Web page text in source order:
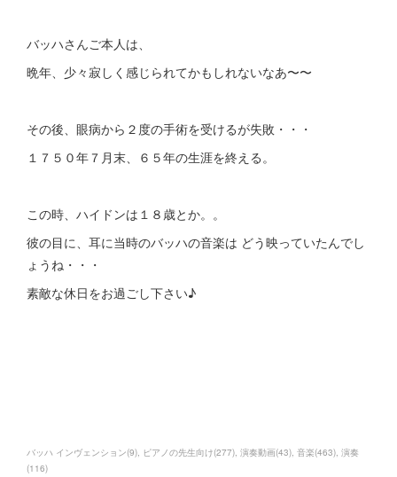
バッハさんご本人は、
晩年、少々寂しく感じられてかもしれないなあ〜〜
その後、眼病から２度の手術を受けるが失敗・・・
１７５０年７月末、６５年の生涯を終える。
この時、ハイドンは１８歳とか。。
彼の目に、耳に当時のバッハの音楽は どう映っていたんでし
ょうね・・・
素敵な休日をお過ごし下さい♪
バッハ インヴェンション(9) ピアノの先生向け(277) 演奏動画(43) 音楽(463) 演奏
(116)